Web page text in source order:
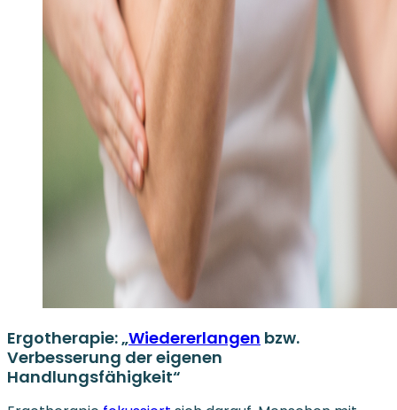
Ergotherapie: „Wiedererlangen bzw.
Verbesserung der eigenen
Handlungsfähigkeit“